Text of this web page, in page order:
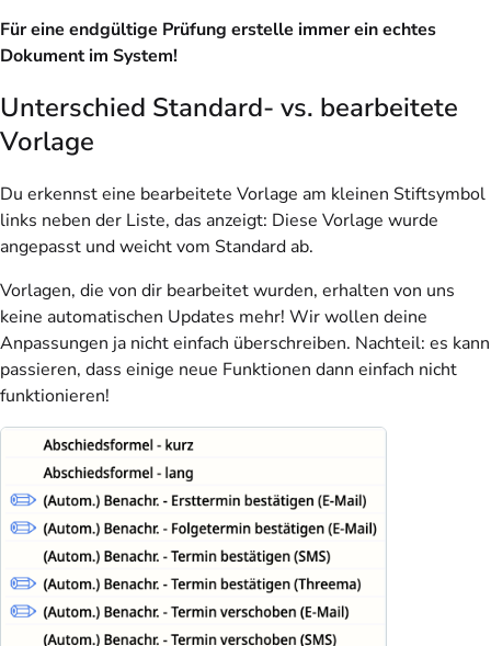
Für eine endgültige Prüfung erstelle immer ein echtes
Dokument im System!
Unterschied Standard- vs. bearbeitete
Vorlage
Du erkennst eine bearbeitete Vorlage am kleinen Stiftsymbol
links neben der Liste, das anzeigt: Diese Vorlage wurde
angepasst und weicht vom Standard ab.
Vorlagen, die von dir bearbeitet wurden, erhalten von uns
keine automatischen Updates mehr! Wir wollen deine
Anpassungen ja nicht einfach überschreiben. Nachteil: es kann
passieren, dass einige neue Funktionen dann einfach nicht
funktionieren!